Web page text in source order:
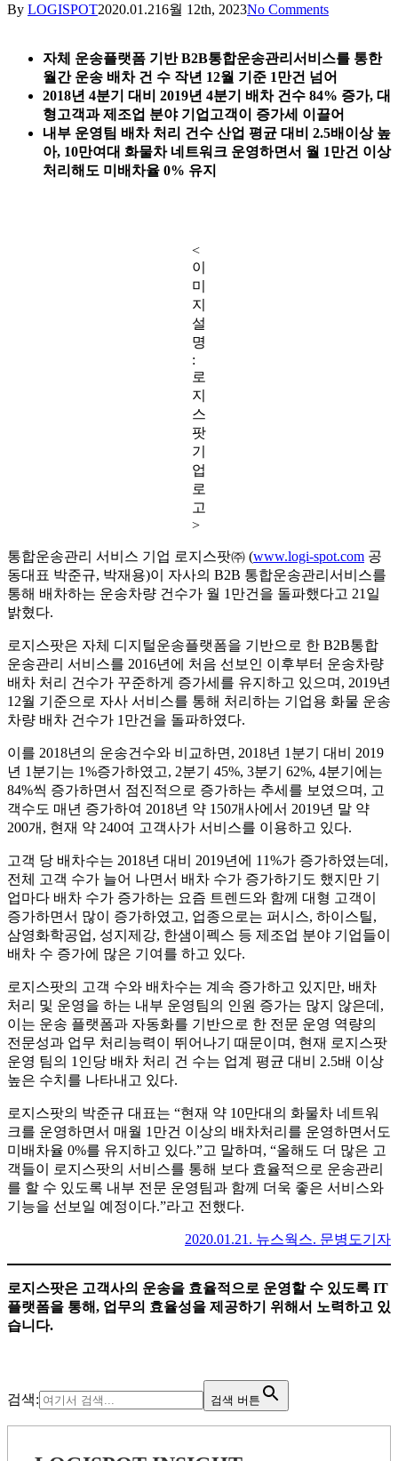
By LOGISPOT2020.01.216월 12th, 2023No Comments
자체 운송플랫폼 기반 B2B통합운송관리서비스를 통한
월간 운송 배차 건 수 작년 12월 기준 1만건 넘어
2018년 4분기 대비 2019년 4분기 배차 건수 84% 증가, 대
형고객과 제조업 분야 기업고객이 증가세 이끌어
내부 운영팀 배차 처리 건수 산업 평균 대비 2.5배이상 높
아, 10만여대 화물차 네트워크 운영하면서 월 1만건 이상
처리해도 미배차율 0% 유지
<
이
미
지
설
명
:
로
지
스
팟
기
업
로
고
>
통합운송관리 서비스 기업 로지스팟㈜ (www.logi-spot.com 공
동대표 박준규, 박재용)이 자사의 B2B 통합운송관리서비스를
통해 배차하는 운송차량 건수가 월 1만건을 돌파했다고 21일
밝혔다.
로지스팟은 자체 디지털운송플랫폼을 기반으로 한 B2B통합
운송관리 서비스를 2016년에 처음 선보인 이후부터 운송차량
배차 처리 건수가 꾸준하게 증가세를 유지하고 있으며, 2019년
12월 기준으로 자사 서비스를 통해 처리하는 기업용 화물 운송
차량 배차 건수가 1만건을 돌파하였다.
이를 2018년의 운송건수와 비교하면, 2018년 1분기 대비 2019
년 1분기는 1%증가하였고, 2분기 45%, 3분기 62%, 4분기에는
84%씩 증가하면서 점진적으로 증가하는 추세를 보였으며, 고
객수도 매년 증가하여 2018년 약 150개사에서 2019년 말 약
200개, 현재 약 240여 고객사가 서비스를 이용하고 있다.
고객 당 배차수는 2018년 대비 2019년에 11%가 증가하였는데,
전체 고객 수가 늘어 나면서 배차 수가 증가하기도 했지만 기
업마다 배차 수가 증가하는 요즘 트렌드와 함께 대형 고객이
증가하면서 많이 증가하였고, 업종으로는 퍼시스, 하이스틸,
삼영화학공업, 성지제강, 한샘이펙스 등 제조업 분야 기업들이
배차 수 증가에 많은 기여를 하고 있다.
로지스팟의 고객 수와 배차수는 계속 증가하고 있지만, 배차
처리 및 운영을 하는 내부 운영팀의 인원 증가는 많지 않은데,
이는 운송 플랫폼과 자동화를 기반으로 한 전문 운영 역량의
전문성과 업무 처리능력이 뛰어나기 때문이며, 현재 로지스팟
운영 팀의 1인당 배차 처리 건 수는 업계 평균 대비 2.5배 이상
높은 수치를 나타내고 있다.
로지스팟의 박준규 대표는 “현재 약 10만대의 화물차 네트워
크를 운영하면서 매월 1만건 이상의 배차처리를 운영하면서도
미배차율 0%를 유지하고 있다.”고 말하며, “올해도 더 많은 고
객들이 로지스팟의 서비스를 통해 보다 효율적으로 운송관리
를 할 수 있도록 내부 전문 운영팀과 함께 더욱 좋은 서비스와
기능을 선보일 예정이다.”라고 전했다.
2020.01.21. 뉴스웍스. 문병도기자
로지스팟은 고객사의 운송을 효율적으로 운영할 수 있도록 IT
플랫폼을 통해, 업무의 효율성을 제공하기 위해서 노력하고 있
습니다.
검색: 검색 버튼